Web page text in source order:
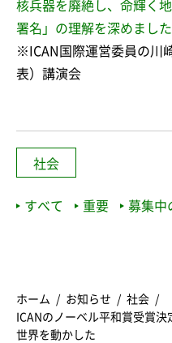
核兵器を廃絶し、命輝く
署名」の理解を深めまし
※ICAN国際運営委員の川
表）講演会
社会
すべて 重要 募集中
ホーム お知らせ
社会
ICANのノーベル平和賞受賞
世界を動かした